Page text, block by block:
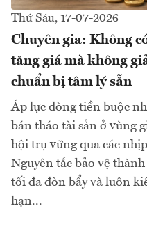
Thứ Sáu, 17-07-2026
Chuyên gia: Không
tăng giá mà không
chuẩn bị tâm lý sẵn
Áp lực dòng tiền buộc
bán tháo tài sản ở vùng
hội trụ vững qua các
Nguyên tắc bảo vệ
tối đa đòn bẩy và luôn
hạn...